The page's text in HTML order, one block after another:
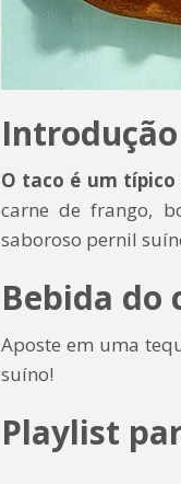
Introdução
O taco é um
carne de frango,
saboroso pernil
Bebida do
Aposte em uma
suíno!
Playlist